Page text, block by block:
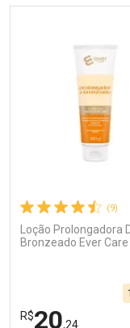
(9)
Loção Prolongadora
Bronzeado Ever
R$20,24